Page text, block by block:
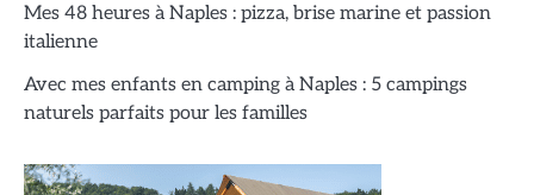
Mes 48 heures à Naples : pizza, brise marine et passion
italienne
Avec mes enfants en camping à Naples : 5 campings
naturels parfaits pour les familles